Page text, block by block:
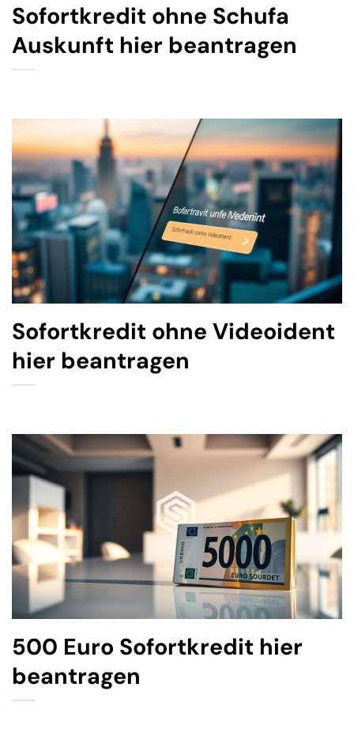
Sofortkredit ohne Schufa
Auskunft hier beantragen
Sofortkredit ohne Videoident
hier beantragen
500 Euro Sofortkredit hier
beantragen